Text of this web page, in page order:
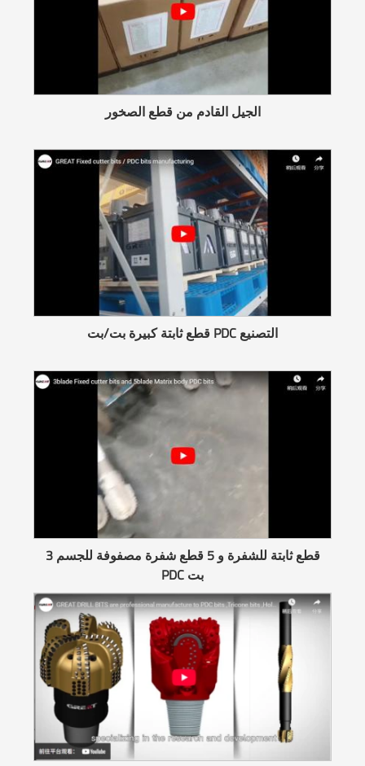
الجيل القادم من قطع الصخور
قطع ثابتة كبيرة بت/بت PDC التصنيع
3 قطع ثابتة للشفرة و 5 قطع شفرة مصفوفة للجسم
PDC بت